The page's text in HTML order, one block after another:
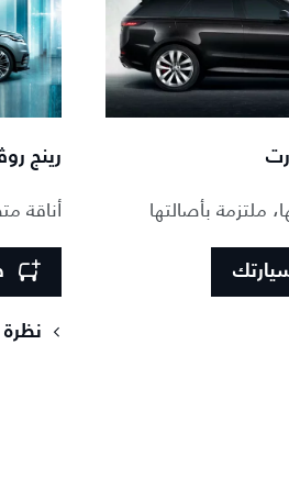
ملتزمة بأصالتها
رينج
أناقة